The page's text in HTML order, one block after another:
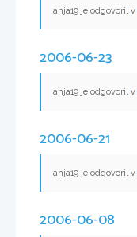
anja19 je odgovoril v
2006-06-23
anja19 je odgovoril v
2006-06-21
anja19 je odgovoril v
2006-06-08